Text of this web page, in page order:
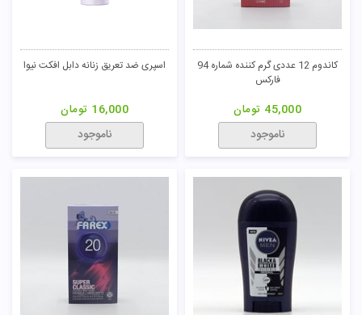
کاندوم 12 عددی گرم کننده شماره 94
فارکس
45,000 تومان
ناموجود
اسپری ضد تعریق زنانه دابل افکت نیوا
16,000 تومان
ناموجود